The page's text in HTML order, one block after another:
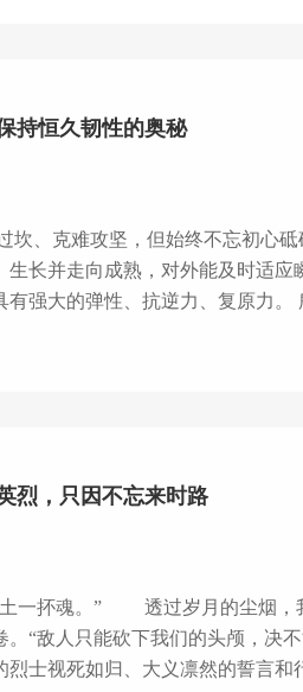
持恒久韧性的奥秘
生长并走向成熟，对外能及时适
逆力、复原力。 所谓韧性，原初指的是物体受到外力冲
烈，只因不忘来时路
幅幅为获得民族独立、人民
“敌人只能砍下我们的头颅，决
烈士视死如归、大义凛然的誓言